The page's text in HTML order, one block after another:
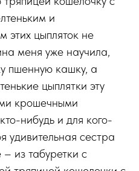
и
этих цыпляток не
меня уже научила,
пшенную кашку, а
цыплятки эту
крошечными
нибудь и для кого-
удивительная сестра
из табуретки с